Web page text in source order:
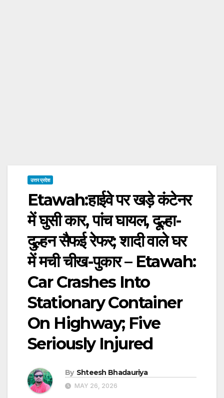
उत्तर प्रदेश
Etawah:हाईवे पर खड़े कंटेनर
में घुसी कार, पांच घायल, दूल्हा-
दुल्हन सैफई रेफर; शादी वाले घर
में मची चीख-पुकार – Etawah:
Car Crashes Into
Stationary Container
On Highway; Five
Seriously Injured
By Shteesh Bhadauriya
MAY 26, 2026